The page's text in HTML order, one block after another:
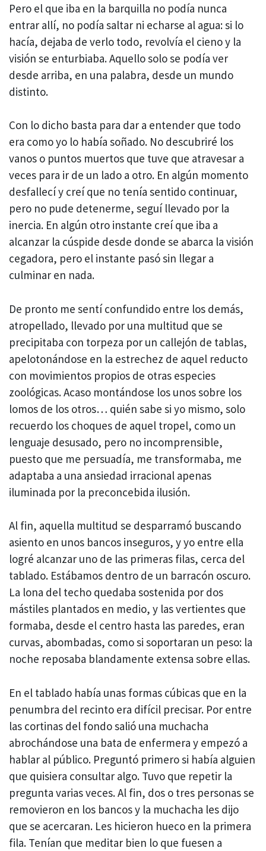
Pero el que iba en la barquilla no podía nunca
entrar allí, no podía saltar ni echarse al agua: si lo
hacía, dejaba de verlo todo, revolvía el cieno y la
visión se enturbiaba. Aquello solo se podía ver
desde arriba, en una palabra, desde un mundo
distinto.
Con lo dicho basta para dar a entender que todo
era como yo lo había soñado. No descubriré los
vanos o puntos muertos que tuve que atravesar a
veces para ir de un lado a otro. En algún momento
desfallecí y creí que no tenía sentido continuar,
pero no pude detenerme, seguí llevado por la
inercia. En algún otro instante creí que iba a
alcanzar la cúspide desde donde se abarca la visión
cegadora, pero el instante pasó sin llegar a
culminar en nada.
De pronto me sentí confundido entre los demás,
atropellado, llevado por una multitud que se
precipitaba con torpeza por un callejón de tablas,
apelotonándose en la estrechez de aquel reducto
con movimientos propios de otras especies
zoológicas. Acaso montándose los unos sobre los
lomos de los otros… quién sabe si yo mismo, solo
recuerdo los choques de aquel tropel, como un
lenguaje desusado, pero no incomprensible,
puesto que me persuadía, me transformaba, me
adaptaba a una ansiedad irracional apenas
iluminada por la preconcebida ilusión.
Al fin, aquella multitud se desparramó buscando
asiento en unos bancos inseguros, y yo entre ella
logré alcanzar uno de las primeras filas, cerca del
tablado. Estábamos dentro de un barracón oscuro.
La lona del techo quedaba sostenida por dos
mástiles plantados en medio, y las vertientes que
formaba, desde el centro hasta las paredes, eran
curvas, abombadas, como si soportaran un peso: la
noche reposaba blandamente extensa sobre ellas.
En el tablado había unas formas cúbicas que en la
penumbra del recinto era difícil precisar. Por entre
las cortinas del fondo salió una muchacha
abrochándose una bata de enfermera y empezó a
hablar al público. Preguntó primero si había alguien
que quisiera consultar algo. Tuvo que repetir la
pregunta varias veces. Al fin, dos o tres personas se
removieron en los bancos y la muchacha les dijo
que se acercaran. Les hicieron hueco en la primera
fila. Tenían que meditar bien lo que fuesen a